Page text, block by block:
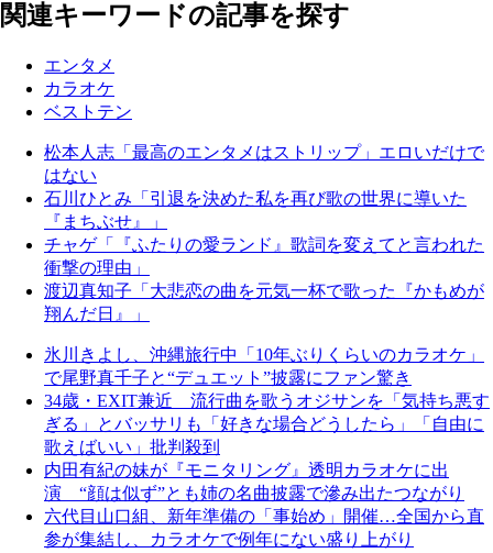
関連キーワードの記事を探す
エンタメ
カラオケ
ベストテン
松本人志「最高のエンタメはストリップ」エロいだけで
はない
石川ひとみ「引退を決めた私を再び歌の世界に導いた
『まちぶせ』」
チャゲ「『ふたりの愛ランド』歌詞を変えてと言われた
衝撃の理由」
渡辺真知子「大悲恋の曲を元気一杯で歌った『かもめが
翔んだ日』」
氷川きよし、沖縄旅行中「10年ぶりくらいのカラオケ」
で尾野真千子と“デュエット”披露にファン驚き
34歳・EXIT兼近 流行曲を歌うオジサンを「気持ち悪す
ぎる」とバッサリも「好きな場合どうしたら」「自由に
歌えばいい」批判殺到
内田有紀の妹が『モニタリング』透明カラオケに出
演 “顔は似ず”とも姉の名曲披露で滲み出たつながり
六代目山口組、新年準備の「事始め」開催…全国から直
参が集結し、カラオケで例年にない盛り上がり